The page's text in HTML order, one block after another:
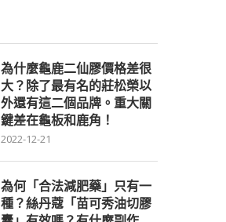
為什麼龜鹿二仙膠價格差很
大？除了最有名的莊松榮以
外還有這二個品牌。重大關
鍵差在龜板和鹿角！
2022-12-21
為何「合法減肥藥」只有一
種？絲丹蔻「苗可秀油切膠